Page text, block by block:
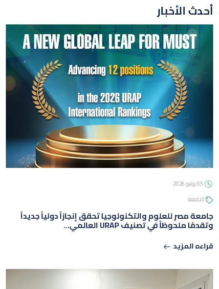
بقفزات تاريخية.. جامعة
مصر للعلوم والتكنولوجيا
ترسخ مكانتها العالمية في
تصنيف “التايمز البريطاني
٢٠٢٦
قراءه المزيد
05 يوليو 2026
الجامعة
أحدث الأخبار
الجامعة
جامعة مصر للعلوم والتكنولوجيا تحقق إنجازاً دولياً جديداً
وتقدمًا ملحوظاً في تصنيف URAP العالمي…
قراءه المزيد